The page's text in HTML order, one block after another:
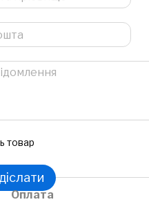
товар
Оплата